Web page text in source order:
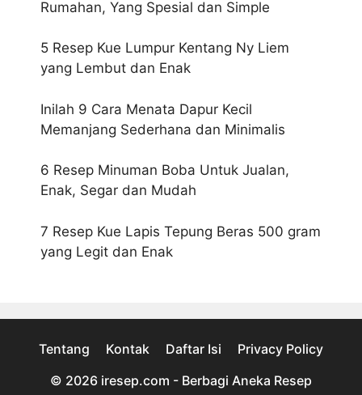
Rumahan, Yang Spesial dan Simple
5 Resep Kue Lumpur Kentang Ny Liem
yang Lembut dan Enak
Inilah 9 Cara Menata Dapur Kecil
Memanjang Sederhana dan Minimalis
6 Resep Minuman Boba Untuk Jualan,
Enak, Segar dan Mudah
7 Resep Kue Lapis Tepung Beras 500 gram
yang Legit dan Enak
Tentang Kontak Daftar Isi
Privacy Policy
© 2026 iresep.com - Berbagi Aneka Resep